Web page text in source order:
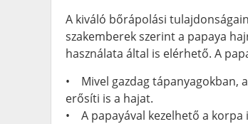
A kiváló bőrápolási
szakemberek szerint a papaya
használata által is elérhető. A
• Mivel gazdag tápanyagokban,
erősíti is a hajat.
• A papayával kezelhető a korpa